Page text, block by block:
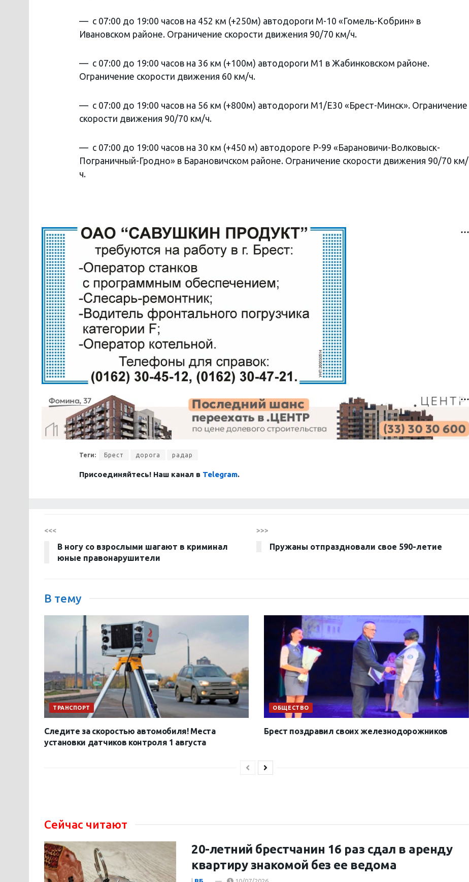
— с 07:00 до 19:00 часов на 452 км (+250м) автодороги М-10 «Гомель-Кобрин» в
Ивановском районе. Ограничение скорости движения 90/70 км/ч.
— с 07:00 до 19:00 часов на 36 км (+100м) автодороги М1 в Жабинковском районе.
Ограничение скорости движения 60 км/ч.
— с 07:00 до 19:00 часов на 56 км (+800м) автодороги М1/Е30 «Брест-Минск». Ограничение
скорости движения 90/70 км/ч.
— с 07:00 до 19:00 часов на 30 км (+450 м) автодороге Р-99 «Барановичи-Волковыск-
Пограничный-Гродно» в Барановичском районе. Ограничение скорости движения 90/70 км/
ч.
Теги: Брест дорога радар
Присоединяйтесь! Наш канал в Telegram.
<<<
В ногу со взрослыми шагают в криминал
юные правонарушители
>>>
Пружаны отпраздновали свое 590-летие
В тему
ТРАНСПОРТ
Следите за скоростью автомобиля! Места
установки датчиков контроля 1 августа
ОБЩЕСТВО
Брест поздравил своих железнодорожников
Сейчас читают
20-летний брестчанин 16 раз сдал в аренду
квартиру знакомой без ее ведома